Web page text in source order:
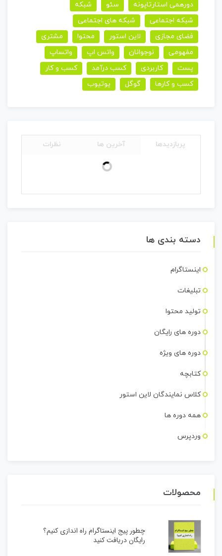
دورهمی استارتاپونه سئو
شبکه
شبکه اجتماعی
شبکه های اجتماعی
فضای مجازی
لاین استور محتوا
مشتری
مفهومی
نوجوانان واتس اپ
واتساپ
پست
کاربردی کسب درآمد
کسب و کار
کسب و کارها
گوگل یوتیوب
پربازدیدها آخرین ها نظرات
دسته بندی ها
اینستاگرام
تبلیغات
تولید محتوا
دوره های رایگان
دوره های ویژه
کتابچه
کلاس نمایندگان لاین استور
همه دوره ها
وردپرس
محصولات
چطور پیج اینستاگرام راه اندازی کنیم؟
رایگان دریافت کنید